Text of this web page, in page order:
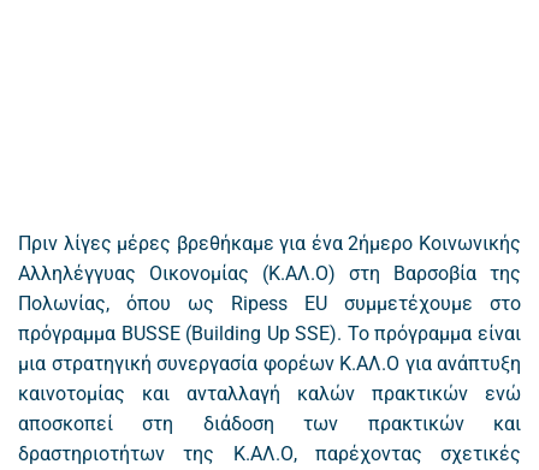
Πριν λίγες μέρες βρεθήκαμε για ένα 2ήμερο Κοινωνικής
Αλληλέγγυας Οικονομίας (Κ.ΑΛ.Ο) στη Βαρσοβία της
Πολωνίας, όπου ως Ripess EU συμμετέχουμε στο
πρόγραμμα BUSSE (Building Up SSE). Το πρόγραμμα είναι
μια στρατηγική συνεργασία φορέων Κ.ΑΛ.Ο για ανάπτυξη
καινοτομίας και ανταλλαγή καλών πρακτικών ενώ
αποσκοπεί στη διάδοση των πρακτικών και
δραστηριοτήτων της Κ.ΑΛ.Ο, παρέχοντας σχετικές